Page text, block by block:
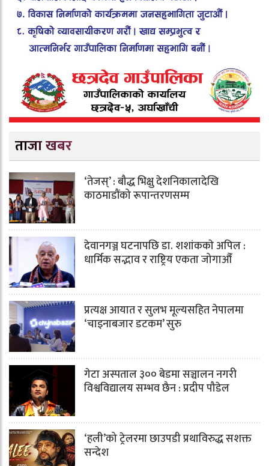
ताजा खबर
‘तेजस्’ : बौद्ध भिक्षु देशनिकालादेखि
काठमाडौंको रूपान्तरणसम्म
देवानगञ्ज घटनापछि डा. शशांककाे अपिल :
धार्मिक सद्भाव र राष्ट्रिय एकता जोगाऔँ
प्रत्यक्ष आयात र सुलभ मूल्यसहित नेपालमा
‘चाइनाबजार डटकम’ सुरु
गेटा अस्पताल ३०० बेडमा सञ्चालन नगरी
विश्वविद्यालय सम्भव छैन : प्रदीप पौडेल
‘हली’को ट्रेलरमा छाउपडी प्रथाविरुद्ध सशक्त
सन्देश